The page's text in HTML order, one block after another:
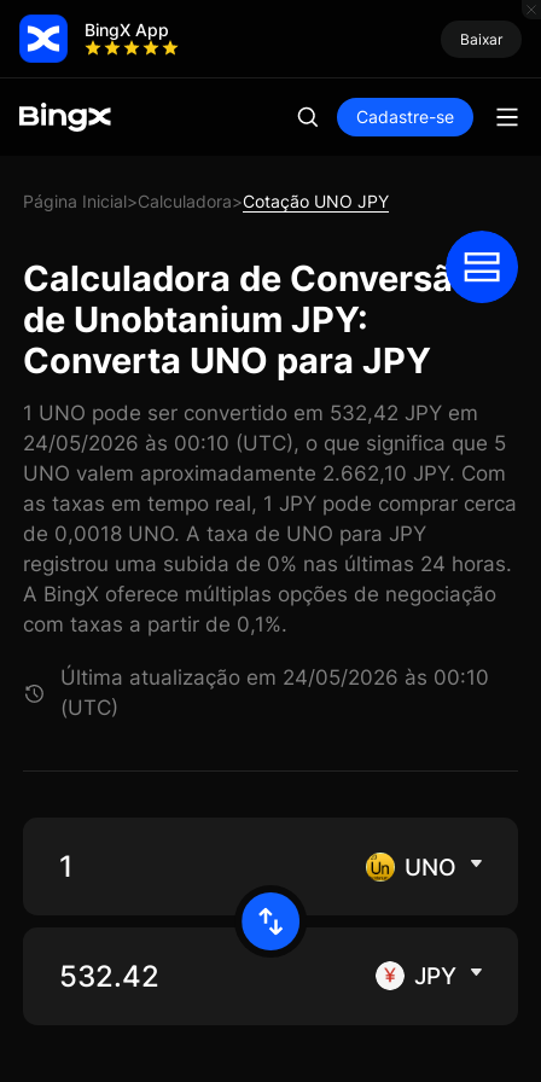
BingX App Baixar
Cadastre-se
Página Inicial>Calculadora>Cotação UNO JPY
Calculadora de Conversão
de Unobtanium JPY:
Converta UNO para JPY
1 UNO pode ser convertido em 532,42 JPY em
24/05/2026 às 00:10 (UTC), o que significa que 5
UNO valem aproximadamente 2.662,10 JPY. Com
as taxas em tempo real, 1 JPY pode comprar cerca
de 0,0018 UNO. A taxa de UNO para JPY
registrou uma subida de 0% nas últimas 24 horas.
A BingX oferece múltiplas opções de negociação
com taxas a partir de 0,1%.
Última atualização em 24/05/2026 às 00:10
(UTC)
UNO
JPY